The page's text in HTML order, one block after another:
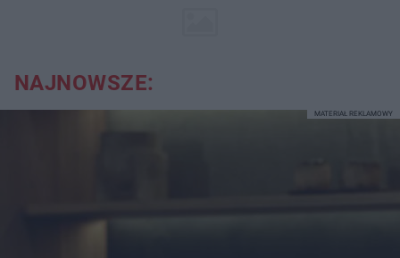
NAJNOWSZE:
MATERIAŁ REKLAMOWY